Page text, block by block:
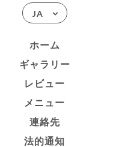
JA
ホーム
ギャラリー
レビュー
メニュー
連絡先
法的通知